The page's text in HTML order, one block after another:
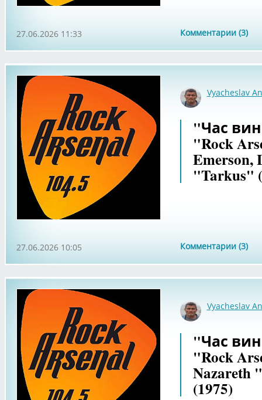
Комментарии (3)
27.06.2026 11:33
Vyacheslav
"Час
"Rock
Emerson,
"Tarkus"
Комментарии (3)
27.06.2026 10:05
Vyacheslav
"Час
"Rock
Nazareth
(1975)